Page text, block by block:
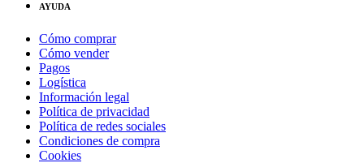
AYUDA
Cómo comprar
Cómo vender
Pagos
Logística
Información legal
Política de privacidad
Política de redes sociales
Condiciones de compra
Cookies